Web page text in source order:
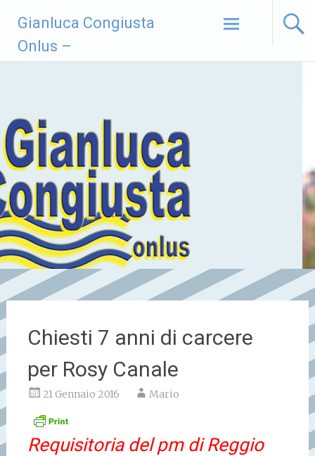
contenuto
Gianluca Congiusta
Onlus –
Chiesti 7 anni di carcere
per Rosy Canale
21 Gennaio 2016 Mario
Requisitoria del pm di Reggio